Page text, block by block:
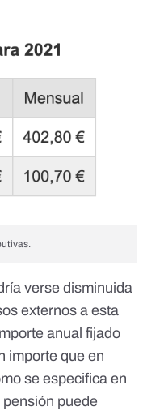
verse disminuida
externos a esta
anual fijado
importe que en
se especifica en
puede